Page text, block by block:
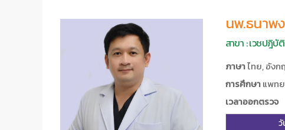
นพ.ธนาพ
สาขา : เวชปฎิบั
ภาษาไทย, อังก
การศึกษาแพทย
เวลาออกตรวจ
วั